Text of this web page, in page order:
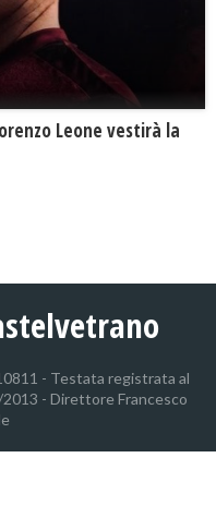
Leone vestirà la
- Testata registrata al
- Direttore Francesco